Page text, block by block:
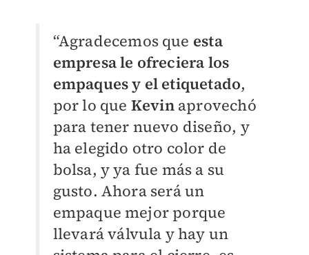
“Agradecemos que esta
empresa le ofreciera los
empaques y el etiquetado,
por lo que Kevin aprovechó
para tener nuevo diseño, y
ha elegido otro color de
bolsa, y ya fue más a su
gusto. Ahora será un
empaque mejor porque
llevará válvula y hay un